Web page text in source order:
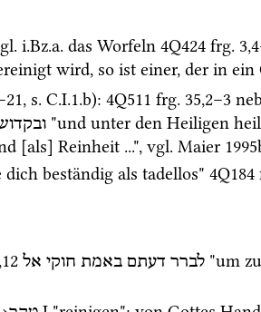
i.Bz.a. das Worfeln 4Q424 frg. 3,4
wird, so ist einer, der in
21, s. C.I.1.b): 4Q511 frg. 35,2–3
"und unter den Heiligen
[als] Reinheit ...", vgl. Maier
dich beständig als tadellos" 4Q184
,12 לברר דעתם באמת חוקי אל
"um